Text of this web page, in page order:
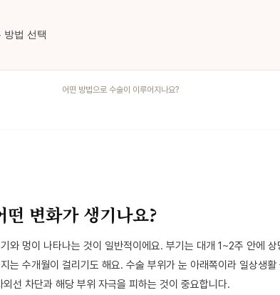
어떤 방법으로 수술이 이루어지나요?
변화가 생기나요?
와 멍이 나타나는 것이 일반적이에요. 부기는 대개 1~2주 안에
는 수개월이 걸리기도 해요. 수술 부위가 눈 아래쪽이라 일상생
선 차단과 해당 부위 자극을 피하는 것이 중요합니다.